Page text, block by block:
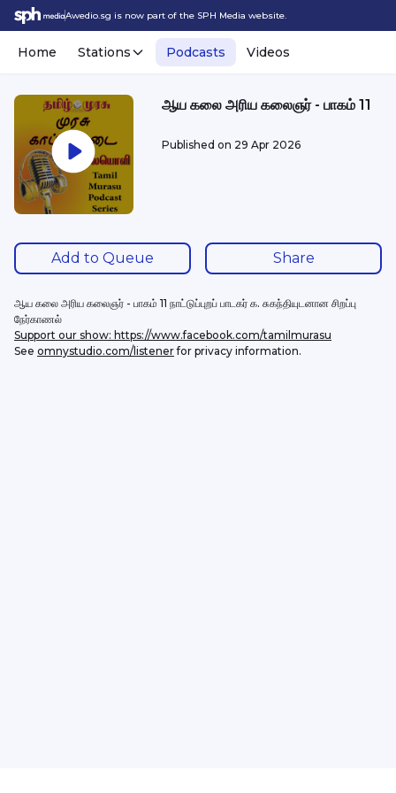
Awedio.sg is now part of the SPH Media website.
Home Stations Podcasts Videos
ஆய கலை அரிய கலைஞர் - பாகம் 11
Published on 29 Apr 2026
Add to Queue Share
ஆய கலை அரிய கலைஞர் - பாகம் 11 நாட்டுப்புறப் பாடகர் க. சுகந்தியுடனான சிறப்பு
நேர்காணல்
Support our show: https://www.facebook.com/tamilmurasu
See omnystudio.com/listener for privacy information.